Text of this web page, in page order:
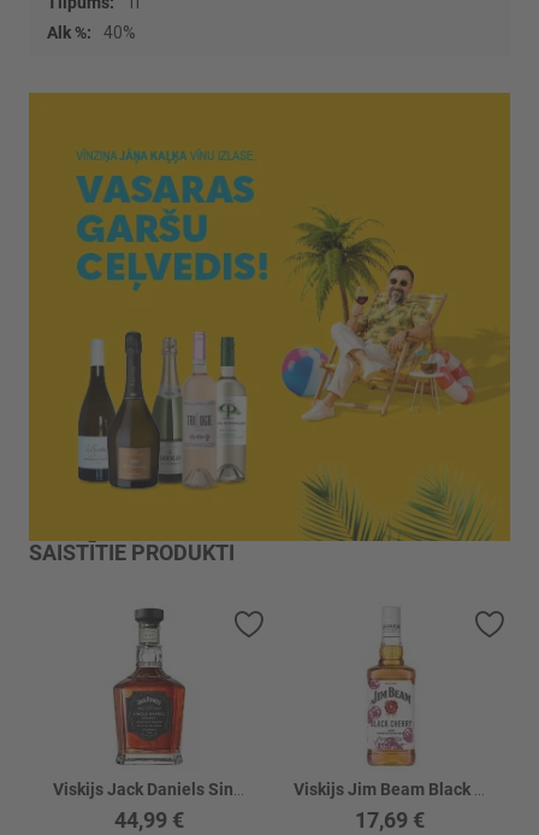
40%
SAISTĪTIE PRODUKTI
44,99 €
Pievienot vēlmju sarakstam
17,69 €